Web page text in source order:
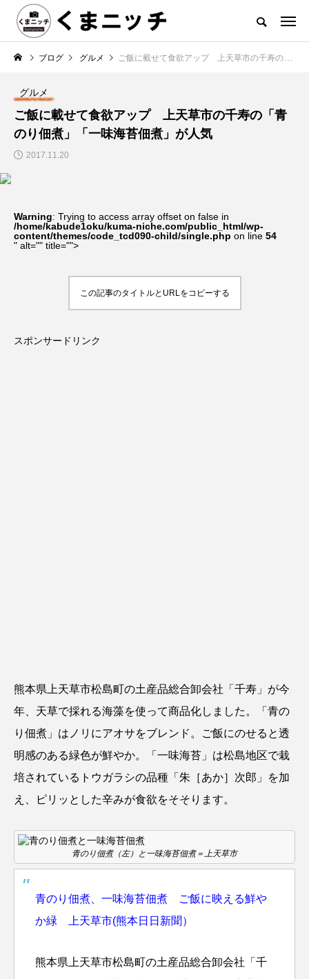
ブログ グルメ ご飯に載せて食欲アップ 上天草市の千寿の「青のり佃煮」「一味海苔佃煮」が人気
グルメ
ご飯に載せて食欲アップ 上天草市の千寿の「青
のり佃煮」「一味海苔佃煮」が人気
2017.11.20
Warning: Trying to access array offset on false in
/home/kabude1oku/kuma-niche.com/public_html/wp-
content/themes/code_tcd090-child/single.php on line 54
" alt="" title="">
この記事のタイトルとURLをコピーする
スポンサードリンク
熊本県上天草市松島町の土産品総合卸会社「千寿」が今
年、天草で採れる海藻を使って商品化しました。「青の
り佃煮」はノリにアオサをブレンド。ご飯にのせると透
明感のある緑色が鮮やか。「一味海苔」は松島地区で栽
培されているトウガラシの品種「朱［あか］次郎」を加
え、ピリッとした辛みが食欲をそそります。
青のり佃煮（左）と一味海苔佃煮＝上天草市
青のり佃煮、一味海苔佃煮 ご飯に映える鮮や
か緑 上天草市(熊本日日新聞）
熊本県上天草市松島町の土産品総合卸会社「千